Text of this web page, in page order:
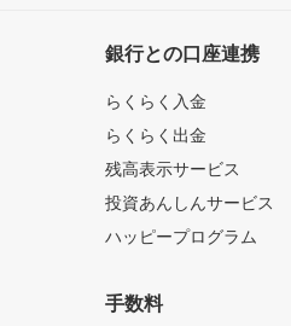
銀行との口座連携
らくらく入金
らくらく出金
残高表示サービス
投資あんしんサービス
ハッピープログラム
手数料